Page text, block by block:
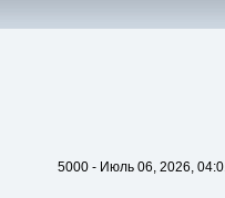
5000 - Июль 06, 2026,